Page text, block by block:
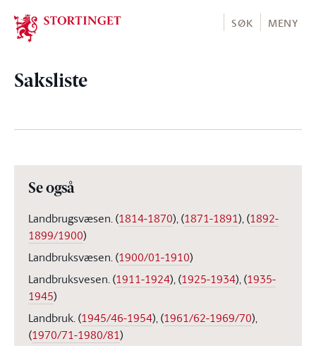
Stortinget.no
SØK MENY
Saksliste
Se også
Landbrugsvæsen.(1814-1870),(1871-1891),(1892-
1899/1900)
Landbruksvæsen.(1900/01-1910)
Landbruksvesen.(1911-1924),(1925-1934),(1935-
1945)
Landbruk.(1945/46-1954),(1961/62-1969/70),
(1970/71-1980/81)